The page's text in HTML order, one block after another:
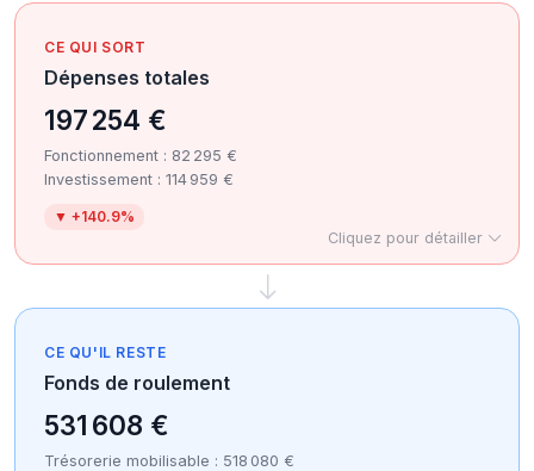
CE QUI SORT
Dépenses totales
197 254 €
Fonctionnement : 82 295 €
Investissement : 114 959 €
▼ +140.9%
Cliquez pour détailler
CE QU'IL RESTE
Fonds de roulement
531 608 €
Trésorerie mobilisable : 518 080 €